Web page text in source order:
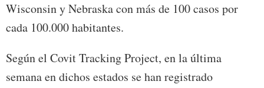
Wisconsin y Nebraska con más de 100 casos por
cada 100.000 habitantes.
Según el Covit Tracking Project, en la última
semana en dichos estados se han registrado